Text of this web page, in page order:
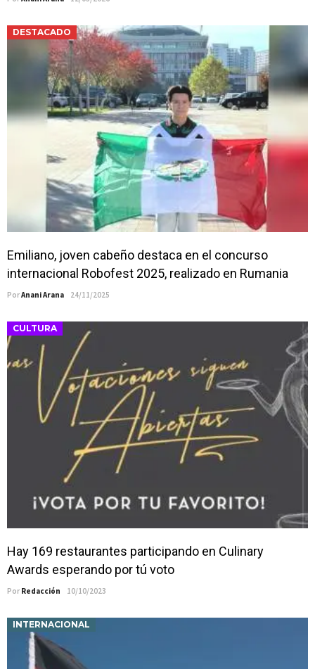
DESTACADO
Emiliano, joven cabeño destaca en el concurso
internacional Robofest 2025, realizado en Rumania
PorAnani Arana 24/11/2025
CULTURA
Hay 169 restaurantes participando en Culinary
Awards esperando por tú voto
Por Redacción 10/10/2023
INTERNACIONAL